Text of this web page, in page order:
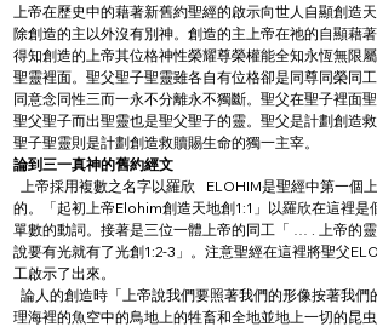
上帝在歷史中的藉著新舊約聖經的啟示向世人自顯創造
除創造的主以外沒有別神。創造的主上帝在祂的自顯藉
得知創造的上帝其位格神性榮耀尊榮權能全知永恆無限
聖靈裡面。聖父聖子聖靈雖各自有位格卻是同尊同榮同
同意念同性三而一永不分離永不獨斷。聖父在聖子裡面
聖父聖子而出聖靈也是聖父聖子的靈。聖父是計劃創造
聖子聖靈則是計劃創造救贖賜生命的獨一主宰。
論到三一真神的舊約經文
上帝採用複數之名字以羅欣   ELOHIM是聖經中第一個
的。「起初上帝Elohim創造天地創1:1」以羅欣在這裡是
單數的動詞。接著是三位一體上帝的同工「 … . 上帝的
說要有光就有了光創1:2-3」。注意聖經在這裡將聖父
工啟示了出來。
論人的創造時「上帝說我們要照著我們的形像按著我們
理海裡的魚空中的鳥地上的牲畜和全地並地上一切的昆虫